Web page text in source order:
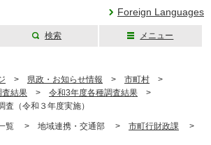
Foreign Languages
検索 メニュー
> 県政・お知らせ情報 > 市町村 >
査結果 > 令和3年度各種調査結果 >
（令和３年度実施）
覧 > 地域連携・交通部 > 市町行財政課 >